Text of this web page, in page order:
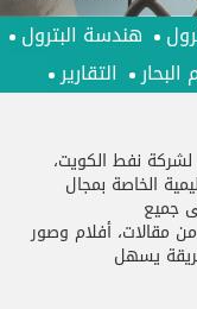
هندسة البترول
البحار التقارير
لشركة نفط الكويت،
الخاصة بمجال
جميع
من مقالات، أفلام وصور
يسهل